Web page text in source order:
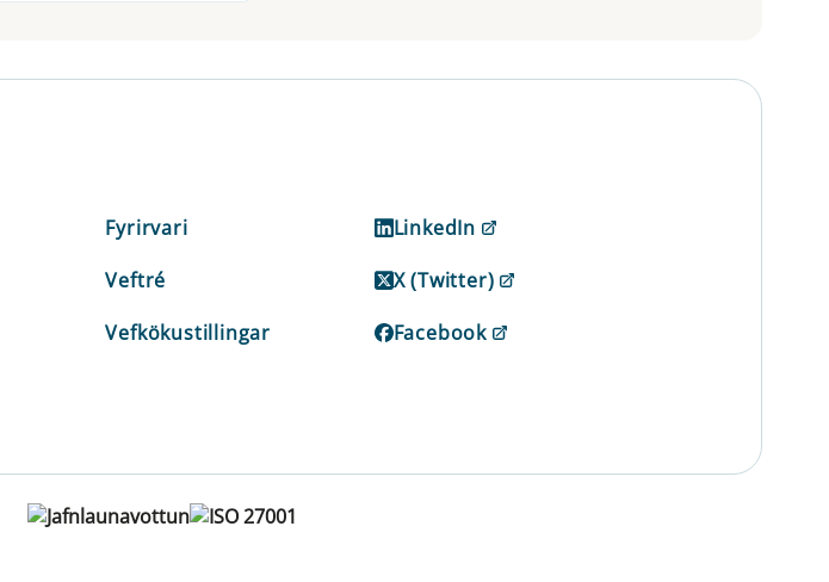
Fyrirvari
Veftré
Vefkökustillingar
LinkedIn
X (Twitter)
Facebook